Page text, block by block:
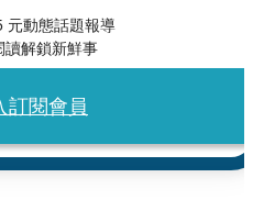
元動態話題報導
讀解鎖新鮮事
訂閱會員